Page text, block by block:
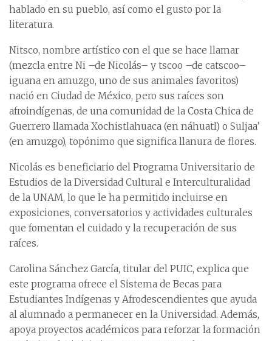
hablado en su pueblo, así como el gusto por la
literatura.
Nitsco, nombre artístico con el que se hace llamar
(mezcla entre Ni –de Nicolás– y tscoo –de catscoo–
iguana en amuzgo, uno de sus animales favoritos)
nació en Ciudad de México, pero sus raíces son
afroindígenas, de una comunidad de la Costa Chica de
Guerrero llamada Xochistlahuaca (en náhuatl) o Suljaa’
(en amuzgo), topónimo que significa llanura de flores.
Nicolás es beneficiario del Programa Universitario de
Estudios de la Diversidad Cultural e Interculturalidad
de la UNAM, lo que le ha permitido incluirse en
exposiciones, conversatorios y actividades culturales
que fomentan el cuidado y la recuperación de sus
raíces.
Carolina Sánchez García, titular del PUIC, explica que
este programa ofrece el Sistema de Becas para
Estudiantes Indígenas y Afrodescendientes que ayuda
al alumnado a permanecer en la Universidad. Además,
apoya proyectos académicos para reforzar la formación